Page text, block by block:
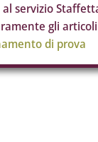
servizio
gli
di prova